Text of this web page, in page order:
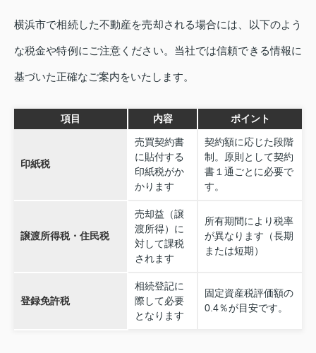
横浜市で相続した不動産を売却される場合には、以下のよう
な税金や特例にご注意ください。当社では信頼できる情報に
基づいた正確なご案内をいたします。
項目 内容 ポイント
印紙税
売買契約書
に貼付する
印紙税がか
かります
契約額に応じた段階
制。原則として契約
書１通ごとに必要で
す。
譲渡所得税・住民税
売却益（譲
渡所得）に
対して課税
されます
所有期間により税率
が異なります（長期
または短期）
登録免許税
相続登記に
際して必要
となります
固定資産税評価額の
0.4％が目安です。